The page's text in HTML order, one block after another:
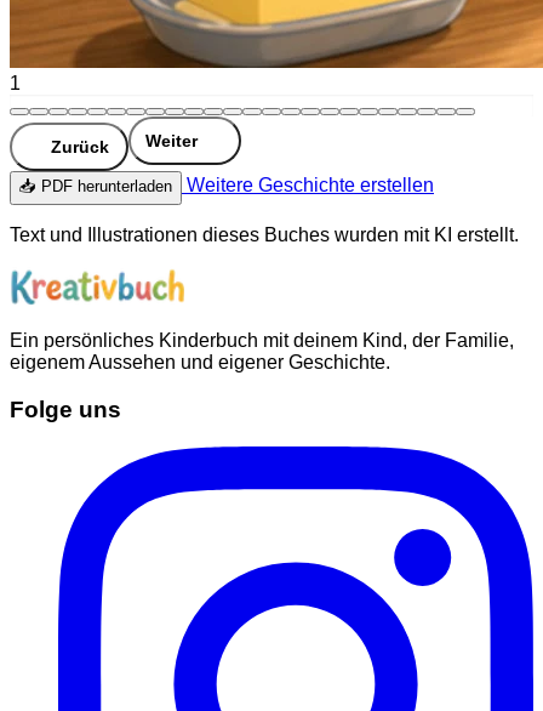
1
Zurück Weiter
📥 PDF herunterladen Weitere Geschichte erstellen
Text und Illustrationen dieses Buches wurden mit KI erstellt.
Ein persönliches Kinderbuch mit deinem Kind, der Familie,
eigenem Aussehen und eigener Geschichte.
Folge uns